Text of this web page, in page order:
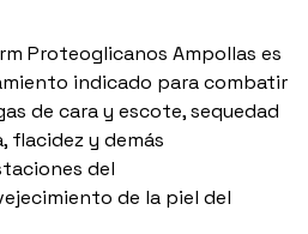
Proteoglicanos Ampollas es
indicado para combatir
de cara y escote, sequedad
flacidez y demás
del
de la piel del